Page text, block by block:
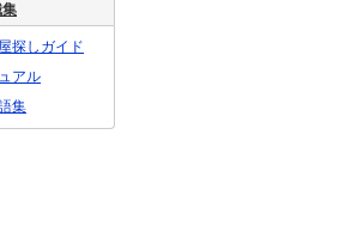
探しガイド
アル
集